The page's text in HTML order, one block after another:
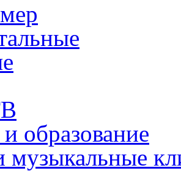
образование
музыкальные